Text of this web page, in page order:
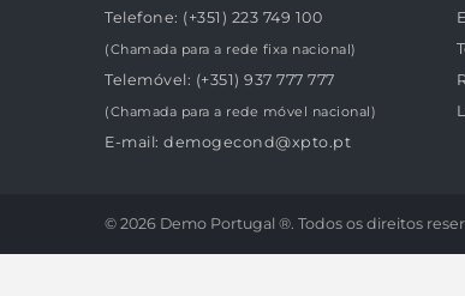
Telefone: (+351) 223 749 100
(Chamada para a rede fixa nacional)
Telemóvel: (+351) 937 777 777
(Chamada para a rede móvel nacional)
E-mail: demogecond@xpto.pt
© 2026 Demo Portugal ®. Todos os direitos